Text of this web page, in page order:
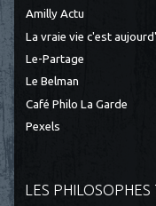
Amilly Actu
La vraie vie c'est
Le-Partage
Le Belman
Café Philo La Garde
Pexels
LES PHILOSOPHES